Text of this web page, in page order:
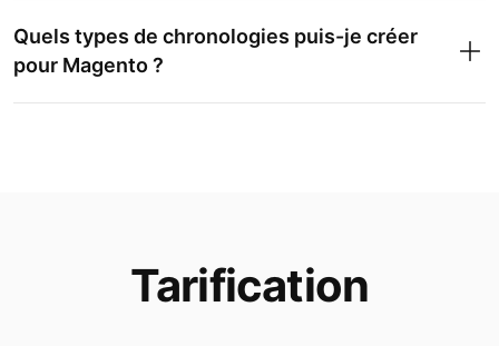
Quels types de chronologies puis-je créer
pour Magento ?
Développement de produits
Tarification